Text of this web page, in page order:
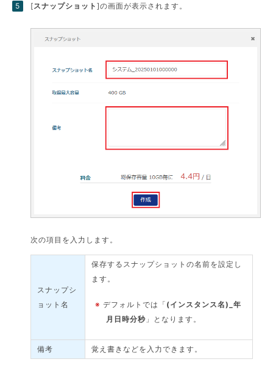
[ スナップショット]の画面が表示されます。
次の項目を入力します。
スナップシ
ョット名
保存するスナップショットの名前を設定し
ます。
※デフォルトでは「 (インスタンス名)_年
月日時分秒 」となります。
備考 覚え書きなどを入力できます。